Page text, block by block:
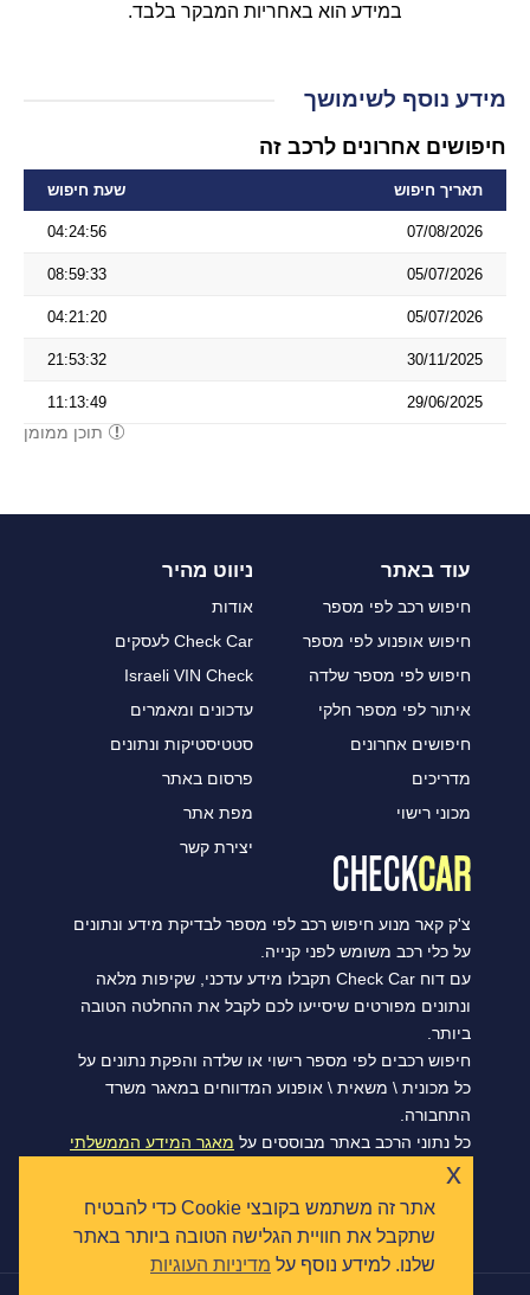
במידע הוא באחריות המבקר בלבד.
מידע נוסף לשימושך
חיפושים אחרונים לרכב זה
תאריך חיפוש שעת חיפוש
07/08/2026
04:24:56
05/07/2026
08:59:33
05/07/2026
04:21:20
30/11/2025
21:53:32
29/06/2025
11:13:49
תוכן ממומן
עוד באתר
חיפוש רכב לפי מספר
חיפוש אופנוע לפי מספר
חיפוש לפי מספר שלדה
איתור לפי מספר חלקי
חיפושים אחרונים
מדריכים
מכוני רישוי
ניווט מהיר
אודות
Check Car לעסקים
Israeli VIN Check
עדכונים ומאמרים
סטטיסטיקות ונתונים
פרסום באתר
מפת אתר
יצירת קשר
צ'ק קאר מנוע חיפוש רכב לפי מספר לבדיקת מידע ונתונים
על כלי רכב משומש לפני קנייה.
עם דוח Check Car תקבלו מידע עדכני, שקיפות מלאה
ונתונים מפורטים שיסייעו לכם לקבל את ההחלטה הטובה
ביותר.
חיפוש רכבים לפי מספר רישוי או שלדה והפקת נתונים על
כל מכונית \ משאית \ אופנוע המדווחים במאגר משרד
התחבורה.
כל נתוני הרכב באתר מבוססים על מאגר המידע הממשלתי
הפתוח של משרד התחבורה, ומסתנכרנים מדי יום.
אתר זה משתמש בקובצי Cookie כדי להבטיח
שתקבל את חוויית הגלישה הטובה ביותר באתר
שלנו. למידע נוסף על מדיניות העוגיות
x